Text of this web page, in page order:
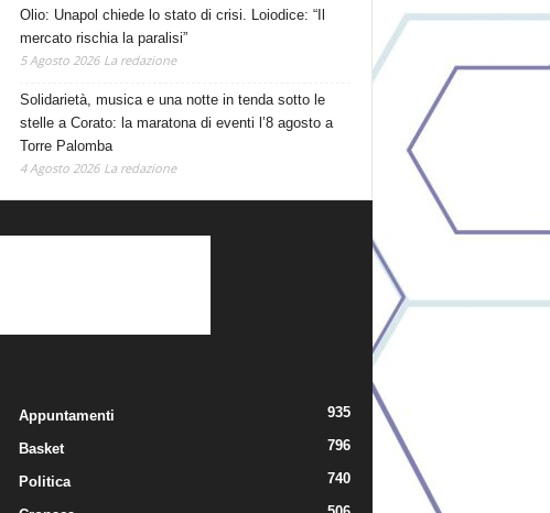
Olio: Unapol chiede lo stato di crisi. Loiodice: “Il
mercato rischia la paralisi”
5 Agosto 2026 La redazione
Solidarietà, musica e una notte in tenda sotto le
stelle a Corato: la maratona di eventi l’8 agosto a
Torre Palomba
4 Agosto 2026 La redazione
Appuntamenti 935
Basket 796
Politica 740